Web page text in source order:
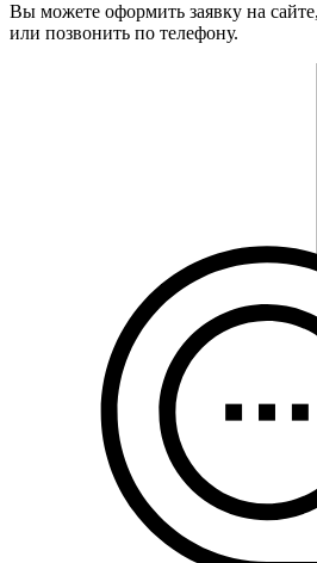
Вы можете оформить заявку на
или позвонить по телефону.